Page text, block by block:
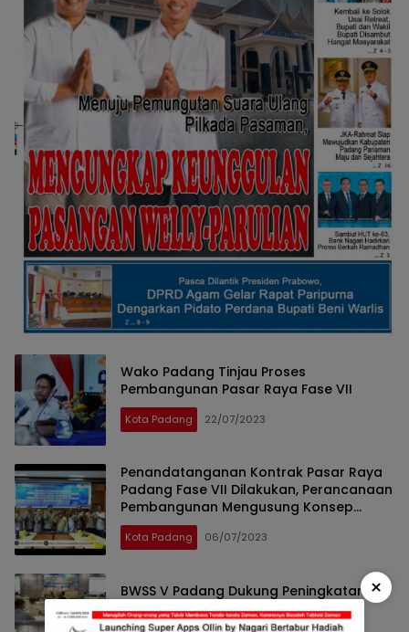
Wako Padang Tinjau Proses
Pembangunan Pasar Raya Fase VII
Kota Padang 22/07/2023
Penandatanganan Kontrak Pasar Raya
Padang Fase VII Dilakukan, Perancanaan
Pembangunan Mengusung Konsep
Ramah Lingkungan.
Kota Padang 06/07/2023
BWSS V Padang Dukung Peningkatan
Kinerja Penjaga Pos Hidrologi
×